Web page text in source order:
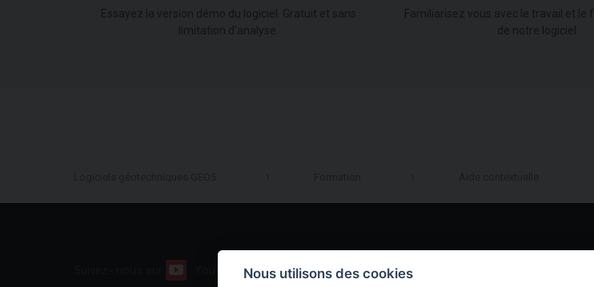
Facebook LinkedIn
Nous utilisons des cookies